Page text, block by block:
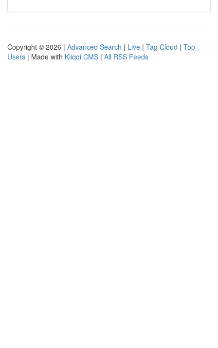
Copyright © 2026 | Advanced Search | Live | Tag Cloud | Top
Users | Made with Kliqqi CMS | All RSS Feeds